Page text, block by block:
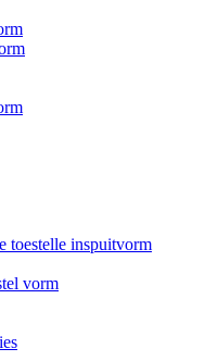
toestelle inspuitvorm
vorm